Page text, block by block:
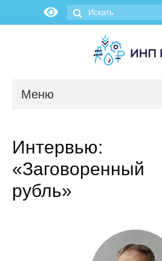
Меню
Об институте
Администрация
Интервью:
«Заговоренный
рубль»